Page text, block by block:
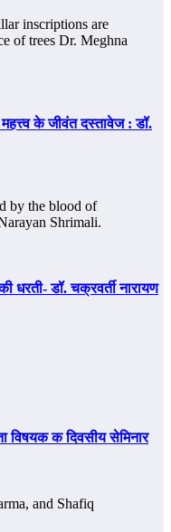
के जीवंत दस्तावेज : डॉ.
धरती- डॉ. चक्रवर्ती नारायण
विषयक क दिवसीय सेमिनार